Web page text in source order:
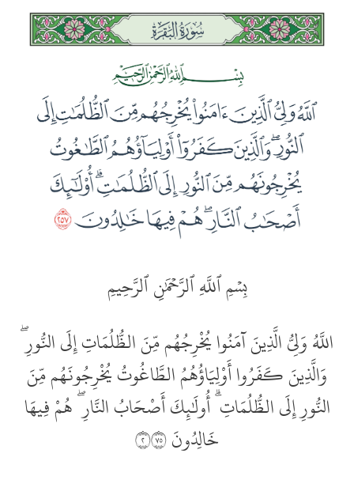
بِسۡمِ ٱللَّهِ ٱلرَّحۡمَٰنِ ٱلرَّحِيمِ
اللَّهُ وَلِيُّ الَّذِينَ آمَنُوا يُخْرِجُهُم مِّنَ الظُّلُمَاتِ إِلَى النُّورِ ۖ
وَالَّذِينَ كَفَرُوا أَوْلِيَاؤُهُمُ الطَّاغُوتُ يُخْرِجُونَهُم مِّنَ
النُّورِ إِلَى الظُّلُمَاتِ ۗ أُولَٰئِكَ أَصْحَابُ النَّارِ ۖ هُمْ فِيهَا
خَالِدُونَ ‎٢٥٧